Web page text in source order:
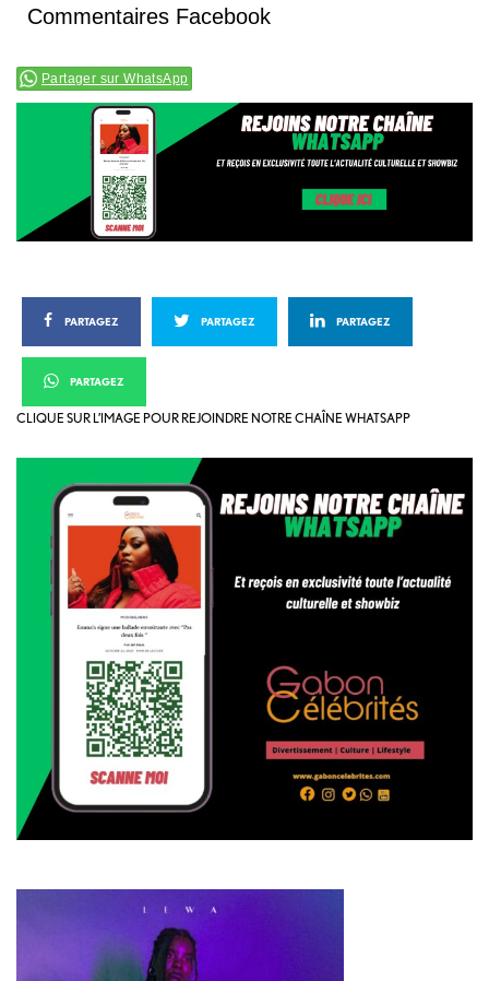
Commentaires Facebook
Partager sur WhatsApp
PARTAGEZ PARTAGEZ PARTAGEZ
PARTAGEZ
CLIQUE SUR L’IMAGE POUR REJOINDRE NOTRE CHAÎNE WHATSAPP